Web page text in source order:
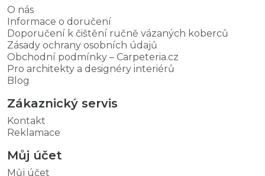
O nás
Informace o doručení
Doporučení k čištění ručně vázaných koberců
Zásady ochrany osobních údajů
Obchodní podmínky – Carpeteria.cz
Pro architekty a designéry interiérů
Blog
Zákaznický servis
Kontakt
Reklamace
Můj účet
Můj účet